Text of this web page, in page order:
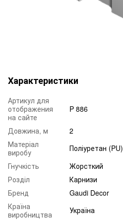
Характеристики
Артикул для
отображения
на сайте
P 886
Довжина, м
2
Матеріал
виробу
Поліуретан (PU)
Гнучкість
Жорсткий
Розділ
Карнизи
Бренд
Gaudi Decor
Країна
виробництва
Україна